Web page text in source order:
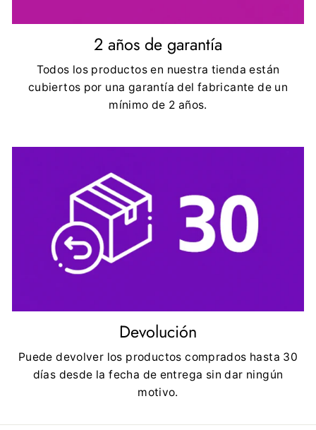
2 años de garantía
Todos los productos en nuestra tienda están
cubiertos por una garantía del fabricante de un
mínimo de 2 años.
Devolución
Puede devolver los productos comprados hasta 30
días desde la fecha de entrega sin dar ningún
motivo.